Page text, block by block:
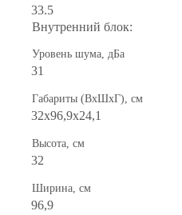
33.5
Внутренний блок:
Уровень шума, дБа
31
Габариты (ВхШхГ), см
32x96,9x24,1
Высота, см
32
Ширина, см
96,9